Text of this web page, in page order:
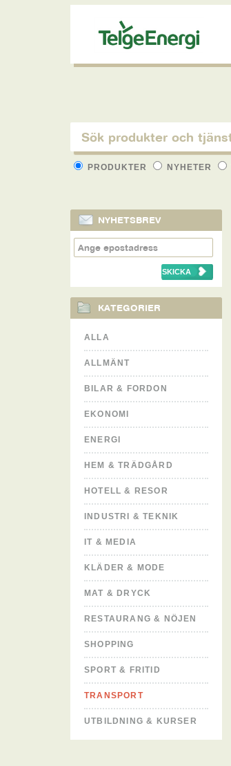
PRODUKTER NYHETER
NYHETSBREV
KATEGORIER
ALLA
ALLMÄNT
BILAR & FORDON
EKONOMI
ENERGI
HEM & TRÄDGÅRD
HOTELL & RESOR
INDUSTRI & TEKNIK
IT & MEDIA
KLÄDER & MODE
MAT & DRYCK
RESTAURANG & NÖJEN
SHOPPING
SPORT & FRITID
TRANSPORT
UTBILDNING & KURSER